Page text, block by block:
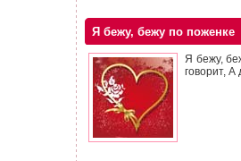
Я бежу, бежу по поженке
Я бежу,
говорит, А